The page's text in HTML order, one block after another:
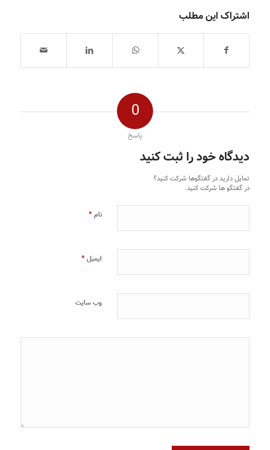
اشتراک این مطلب
0
پاسخ
دیدگاه خود را ثبت کنید
تمایل دارید در گفتگوها شرکت کنید؟
در گفتگو ها شرکت کنید.
نام*
ایمیل*
وب‌ سایت